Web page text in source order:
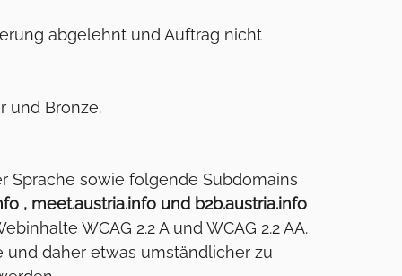
abgelehnt und Auftrag nicht
und Bronze.
Sprache sowie folgende Subdomains
, meet.austria.info und b2b.austria.info
WCAG 2.2 A und WCAG 2.2 AA.
daher etwas umständlicher zu